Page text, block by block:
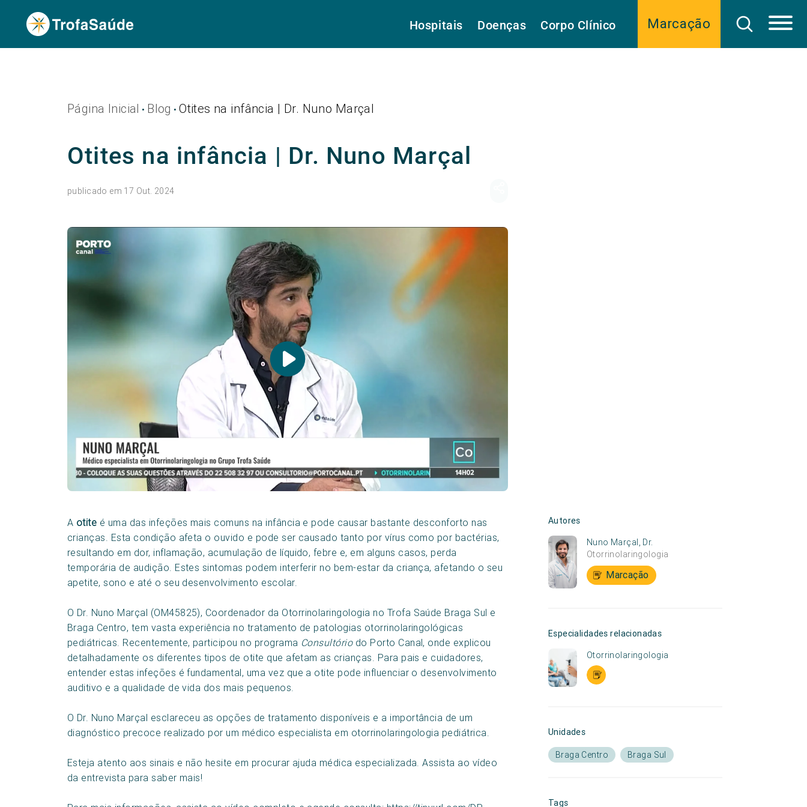
Marcação
Hospitais Doenças Corpo Clínico
Página Inicial • Blog •Otites na infância | Dr. Nuno Marçal
Otites na infância | Dr. Nuno Marçal
publicado em 17 Out. 2024
A otite é uma das infeções mais comuns na infância e pode causar bastante desconforto nas
crianças. Esta condição afeta o ouvido e pode ser causado tanto por vírus como por bactérias,
resultando em dor, inflamação, acumulação de líquido, febre e, em alguns casos, perda
temporária de audição. Estes sintomas podem interferir no bem-estar da criança, afetando o seu
apetite, sono e até o seu desenvolvimento escolar.
O Dr. Nuno Marçal (OM45825), Coordenador da Otorrinolaringologia no Trofa Saúde Braga Sul e
Braga Centro, tem vasta experiência no tratamento de patologias otorrinolaringológicas
pediátricas. Recentemente, participou no programa Consultóriodo Porto Canal, onde explicou
detalhadamente os diferentes tipos de otite que afetam as crianças. Para pais e cuidadores,
entender estas infeções é fundamental, uma vez que a otite pode influenciar o desenvolvimento
auditivo e a qualidade de vida dos mais pequenos.
O Dr. Nuno Marçal esclareceu as opções de tratamento disponíveis e a importância de um
diagnóstico precoce realizado por um médico especialista em otorrinolaringologia pediátrica.
Esteja atento aos sinais e não hesite em procurar ajuda médica especializada. Assista ao vídeo
da entrevista para saber mais!
Autores
Nuno Marçal, Dr.
Otorrinolaringologia
Marcação
Especialidades relacionadas
Otorrinolaringologia
Unidades
Braga Centro Braga Sul
Tags